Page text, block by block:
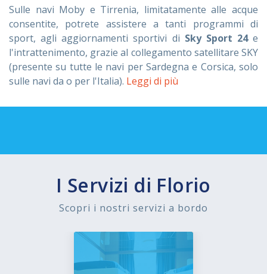
Sulle navi Moby e Tirrenia, limitatamente alle acque
consentite, potrete assistere a tanti programmi di
sport, agli aggiornamenti sportivi di Sky Sport 24e
l'intrattenimento, grazie al collegamento satellitare SKY
(presente su tutte le navi per Sardegna e Corsica, solo
sulle navi da o per l'Italia). Leggi di più
I Servizi di Florio
Scopri i nostri servizi a bordo